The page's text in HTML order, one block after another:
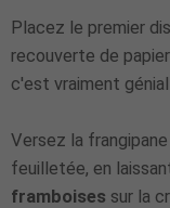
Placez le premier
recouverte de
c'est vraiment
Versez la
feuilletée, en
framboises sur la